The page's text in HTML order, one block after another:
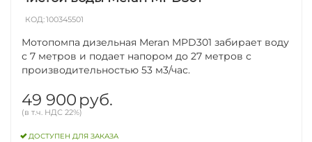
КОД:100345501
Мотопомпа дизельная Meran MPD301 забирает воду
с 7 метров и подает напором до 27 метров с
производительностью 53 м3/час.
49 900 руб.
(в т.ч. НДС 22%)
ДОСТУПЕН ДЛЯ ЗАКАЗА